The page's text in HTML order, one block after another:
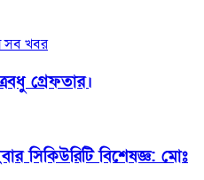
সব খবর
গ্রেফতার।
সিকিউরিটি বিশেষজ্ঞ: মোঃ